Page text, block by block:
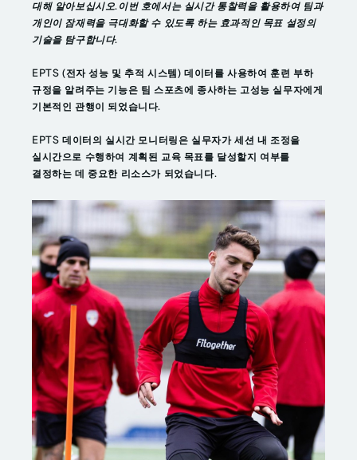
대해 알아보십시오.이번 호에서는 실시간 통찰력을 활용하여 팀과
개인이 잠재력을 극대화할 수 있도록 하는 효과적인 목표 설정의
기술을 탐구합니다.
EPTS (전자 성능 및 추적 시스템) 데이터를 사용하여 훈련 부하
규정을 알려주는 기능은 팀 스포츠에 종사하는 고성능 실무자에게
기본적인 관행이 되었습니다.
EPTS 데이터의 실시간 모니터링은 실무자가 세션 내 조정을
실시간으로 수행하여 계획된 교육 목표를 달성할지 여부를
결정하는 데 중요한 리소스가 되었습니다.